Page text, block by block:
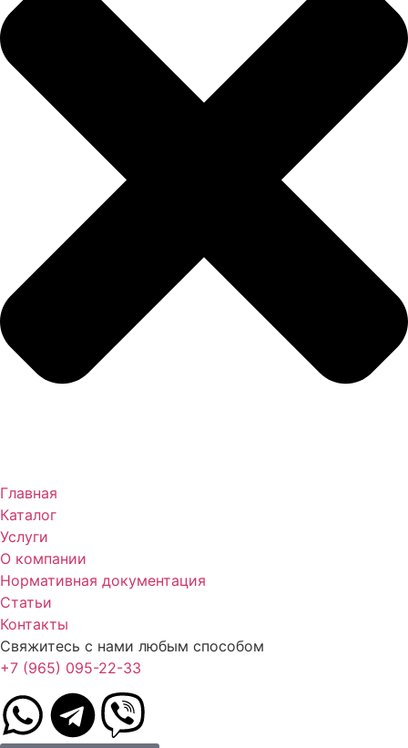
Главная
Каталог
Услуги
О компании
Нормативная документация
Статьи
Контакты
Свяжитесь с нами любым способом
+7 (965) 095-22-33